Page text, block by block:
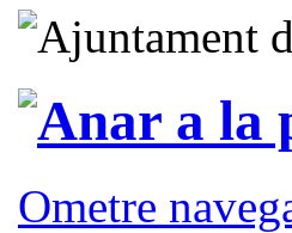
Ometre